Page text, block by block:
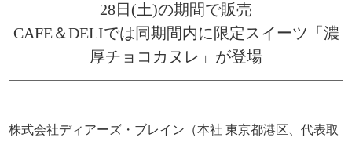
28日(土)の期間で販売
CAFE＆DELIでは同期間内に限定スイーツ「濃
厚チョコカヌレ」が登場
株式会社ディアーズ・ブレイン（本社 東京都港区、代表取